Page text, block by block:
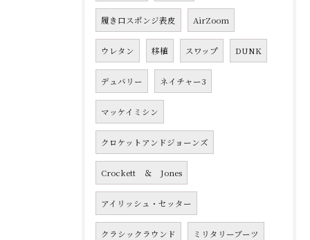
履き口スポンジ表皮 AirZoom
ウレタン 移植 スワップ DUNK
デュバリー ネイチャー3
マッケイミシン
クロケットアンドジョーンズ
Crockett ＆ Jones
アイリッシュ・セッター
クラシックラウンド ミリタリーブーツ